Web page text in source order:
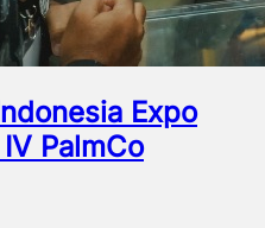
Expo
PalmCo